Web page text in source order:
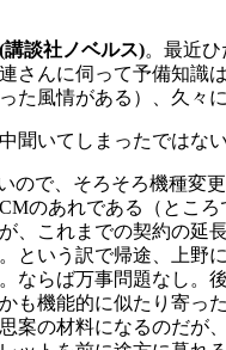
談社ノベルス)。最近
さんに伺って予備知
た風情がある）、久々
いてしまったではない
で、そろそろ機種変
のあれである（とこ
、これまでの契約の
という訳で帰途、上
ならば万事問題なし
も機能的に似たり寄
案の材料になるのだが